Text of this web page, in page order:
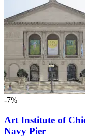
-7%
Art Institute of
Navy Pier